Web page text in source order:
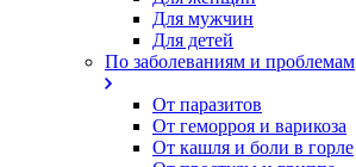
Для мужчин
Для детей
По заболеваниям и проблемам
От паразитов
Oт геморроя и варикоза
От кашля и боли в горле